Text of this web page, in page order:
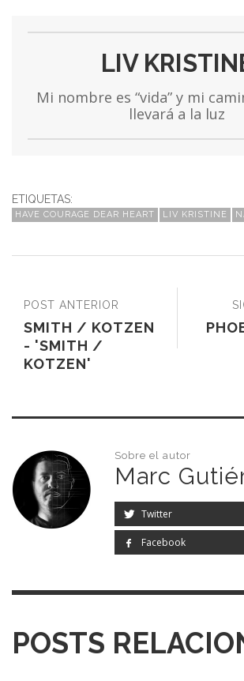
LIV
Mi nombre es “vida” y mi
llevará a la luz
ETIQUETAS:
HAVE COURAGE DEAR HEART LIV KRISTINE
POST ANTERIOR
SMITH / KOTZEN
- 'SMITH /
KOTZEN'
Sobre el autor
Marc
Twitter
Facebook
POSTS